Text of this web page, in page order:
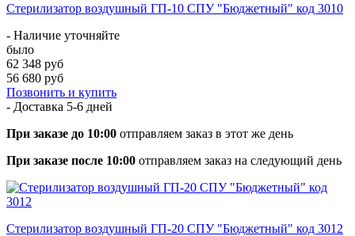
Стерилизатор воздушный ГП-10 СПУ "Бюджетный" код 3010
- Наличие уточняйте
было
62 348 руб
56 680 руб
Позвонить и купить
- Доставка 5-6 дней
При заказе до 10:00 отправляем заказ в этот же день
При заказе после 10:00 отправляем заказ на следующий день
Стерилизатор воздушный ГП-20 СПУ "Бюджетный" код 3012